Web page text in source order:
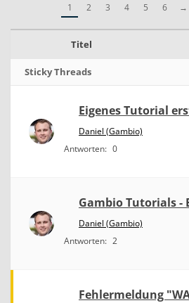
a
n
1 2 3 4 5 6 →
Titel
Sticky Threads
Eigenes Tutorial
Daniel (Gambio)
Antworten: 0
Gambio Tutorials -
Daniel (Gambio)
Antworten: 2
Fehlermeldung